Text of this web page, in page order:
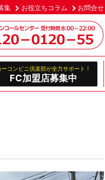
集 お役立ちコラム お問合せ
ーコンビニ倶楽部が全力サポート！
FC加盟店募集中